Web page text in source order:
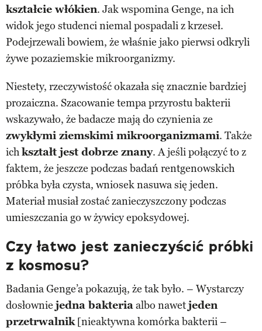
kształcie włókien. Jak wspomina Genge, na ich
widok jego studenci niemal pospadali z krzeseł.
Podejrzewali bowiem, że właśnie jako pierwsi odkryli
żywe pozaziemskie mikroorganizmy.
Niestety, rzeczywistość okazała się znacznie bardziej
prozaiczna. Szacowanie tempa przyrostu bakterii
wskazywało, że badacze mają do czynienia ze
zwykłymi ziemskimi mikroorganizmami. Także
ichkształt jest dobrze znany. A jeśli połączyć to z
faktem, że jeszcze podczas badań rentgenowskich
próbka była czysta, wniosek nasuwa się jeden.
Materiał musiał zostać zanieczyszczony podczas
umieszczania go w żywicy epoksydowej.
Czy łatwo jest zanieczyścić próbki
z kosmosu?
Badania Genge’a pokazują, że tak było. – Wystarczy
dosłownie jedna bakteriaalbo nawetjeden
przetrwalnik[nieaktywna komórka bakterii –